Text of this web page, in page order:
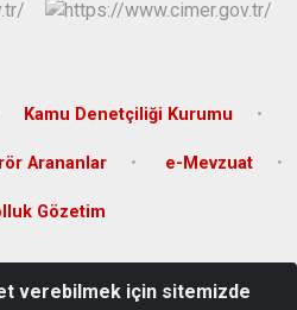
Kamu Denetçiliği Kurumu
Arananlar e-Mevzuat
Gözetim
Hilvan-Şanlıurfa
verebilmek için sitemizde